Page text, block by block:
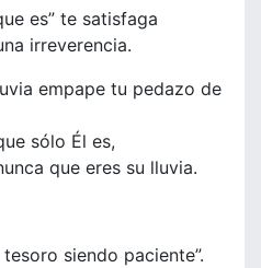
es” te satisfaga
irreverencia.
empape tu pedazo de
sólo Él es,
que eres su lluvia.
siendo paciente”.